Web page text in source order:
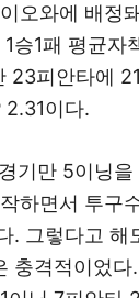
오와에 배정
승1패 평균자
23피안타에
이다.
기만 5이닝
하면서 투구
. 그렇다고 해
충격적이었